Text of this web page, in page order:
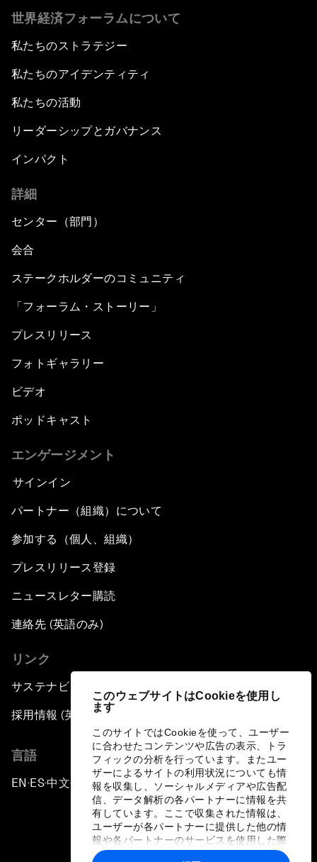
このウェブサイトはCookieを使用し
ます
このサイトではCookieを使って、ユーザー
に合わせたコンテンツや広告の表示、トラ
フィックの分析を行っています。またユー
ザーによるサイトの利用状況についても情
報を収集し、ソーシャルメディアや広告配
信、データ解析の各パートナーに情報を共
有しています。ここで収集された情報は、
ユーザーが各パートナーに提供した他の情
報や各パートナーのサービスを使用した際
に収集された情報と組み合わされ、各パー
世界経済フォーラムについて
私たちのストラテジー
私たちのアイデンティティ
私たちの活動
リーダーシップとガバナンス
インパクト
詳細
センター（部門）
会合
ステークホルダーのコミュニティ
「フォーラム・ストーリー」
プレスリリース
フォトギャラリー
ビデオ
ポッドキャスト
エンゲージメント
サインイン
パートナー（組織）について
参加する（個人、組織）
プレスリリース登録
ニュースレター購読
連絡先 (英語のみ)
リンク
サステナビリティへの取り組み
採用情報 (英語のみ)
言語
EN ▪ES▪中文▪ 日本語